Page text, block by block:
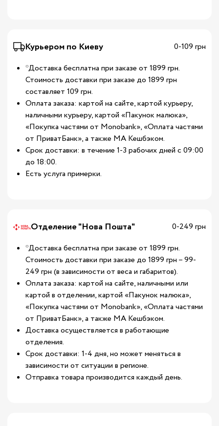
Курьером по Киеву
0-109 грн
*Доставка бесплатна при заказе от 1899 грн.
Стоимость доставки при заказе до 1899 грн
составляет 109 грн.
Оплата заказа: картой на сайте, картой курьеру,
наличными курьеру, картой «Пакунок малюка»,
«Покупка частями от Monobank», «Оплата частями
от ПриватБанк», а также МА Кешбэком.
Срок доставки: в течение 1-3 рабочих дней с 09:00
до 18:00.
Есть услуга примерки.
Отделение "Нова Пошта"
0-249 грн
*Доставка бесплатна при заказе от 1899 грн.
Стоимость доставки при заказе до 1899 грн – 99-
249 грн (в зависимости от веса и габаритов).
Оплата заказа: картой на сайте, наличными или
картой в отделении, картой «Пакунок малюка»,
«Покупка частями от Monobank», «Оплата частями
от ПриватБанк», а также МА Кешбэком.
Доставка осуществляется в работающие
отделения.
Срок доставки: 1-4 дня, но может меняться в
зависимости от ситуации в регионе.
Отправка товара производится каждый день.